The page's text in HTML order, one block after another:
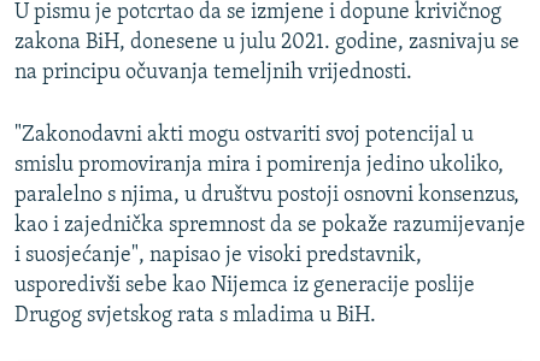
U pismu je potcrtao da se izmjene i dopune krivičnog
zakona BiH, donesene u julu 2021. godine, zasnivaju se
na principu očuvanja temeljnih vrijednosti.
"Zakonodavni akti mogu ostvariti svoj potencijal u
smislu promoviranja mira i pomirenja jedino ukoliko,
paralelno s njima, u društvu postoji osnovni konsenzus,
kao i zajednička spremnost da se pokaže razumijevanje
i suosjećanje", napisao je visoki predstavnik,
usporedivši sebe kao Nijemca iz generacije poslije
Drugog svjetskog rata s mladima u BiH.